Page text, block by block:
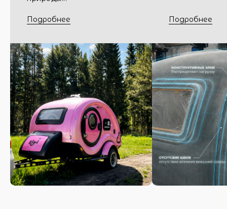
Подробнее Подробнее